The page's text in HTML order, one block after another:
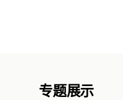
专题展示